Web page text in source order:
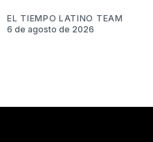
EL TIEMPO LATINO TEAM
6 de agosto de 2026